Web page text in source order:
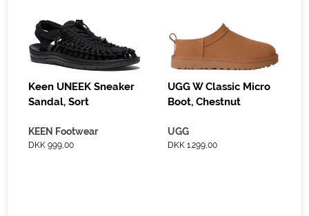
Keen UNEEK Sneaker
Sandal, Sort
KEEN Footwear
DKK 999,00
UGG W Classic Micro
Boot, Chestnut
UGG
DKK 1.299,00